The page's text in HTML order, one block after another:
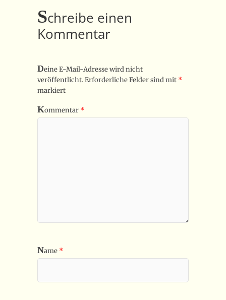
Schreibe einen
Kommentar
Deine E-Mail-Adresse wird nicht
veröffentlicht.Erforderliche Felder sind mit *
markiert
Kommentar *
Name *